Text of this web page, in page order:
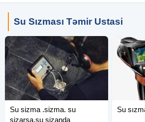
Su Sızması Təmir Ustasi
Su sizma .sizma. su
sizarsa.su sizanda
Su